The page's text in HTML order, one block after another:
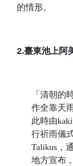
的情形。
2.臺東池上阿
「 清朝的
作全靠天
此時由
行祈雨儀
Talikus ，
地方宣布